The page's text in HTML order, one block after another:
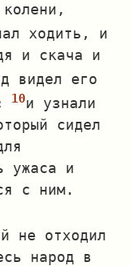
ходить, и
и скача и
видел его
и узнали
сидел
ужаса и
с ним.
не отходил
народ в